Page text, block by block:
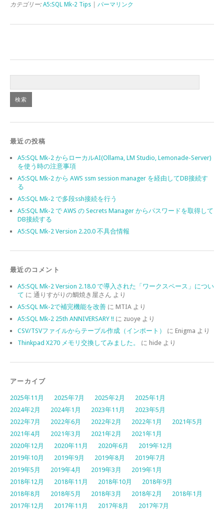
カテゴリー: A5:SQL Mk-2 Tips パーマリンク
最近の投稿
A5:SQL Mk-2 からローカルAI(Ollama, LM Studio, Lemonade-Server)
を使う時の注意事項
A5:SQL Mk-2 から AWS ssm session manager を経由してDB接続す
る
A5:SQL Mk-2 で多段ssh接続を行う
A5:SQL Mk-2 で AWS の Secrets Manager からパスワードを取得して
DB接続する
A5:SQL Mk-2 Version 2.20.0 不具合情報
最近のコメント
A5:SQL Mk-2 Version 2.18.0 で導入された「ワークスペース」につい
て に 通りすがりの鯛焼き屋さん より
A5:SQL Mk-2で補完機能を改善 に MTIA より
A5:SQL Mk-2 25th ANNIVERSARY !! に zuoye より
CSV/TSVファイルからテーブル作成（インポート）
に Enigma より
Thinkpad X270 メモリ交換してみました。
に hide より
アーカイブ
2025年11月 2025年7月 2025年2月
2025年1月
2024年2月
2024年1月 2023年11月
2023年5月
2022年7月
2022年6月 2022年2月 2022年1月
2021年5月
2021年4月
2021年3月 2021年2月
2021年1月
2020年12月
2020年11月 2020年6月
2019年12月
2019年10月
2019年9月 2019年8月
2019年7月
2019年5月
2019年4月 2019年3月
2019年1月
2018年12月
2018年11月 2018年10月
2018年9月
2018年8月
2018年5月 2018年3月 2018年2月
2018年1月
2017年12月
2017年11月 2017年8月
2017年7月